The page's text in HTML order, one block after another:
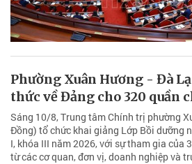
Phường Xuân Hương - Đà
thức về Đảng cho 320 quần
Sáng 10/8, Trung tâm Chính trị phường
Đồng) tổ chức khai giảng Lớp Bồi dưỡng
I, khóa III năm 2026, với sự tham gia của
từ các cơ quan, đơn vị, doanh nghiệp và